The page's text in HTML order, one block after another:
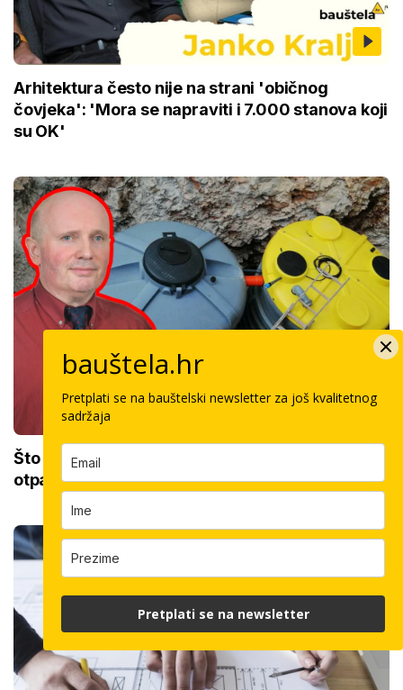
Arhitektura često nije na strani 'običnog
čovjeka': 'Mora se napraviti i 7.000 stanova koji
su OK'
Što utječe na cijenu uređaja za pročišćavanje
otpadnih voda?
bauštela.hr
Pretplati se na bauštelski newsletter za još kvalitetnog
sadržaja
Pretplati se na newsletter